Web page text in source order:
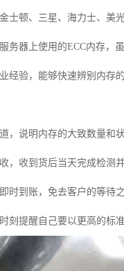
顿、三星、海力士、美
器上使用的ECC内存，
经验，能够快速辨别内存
，说明内存的大致数量和
，收到货后当天完成检测
到账，免去客户的等待
提醒自己要以更高的标准